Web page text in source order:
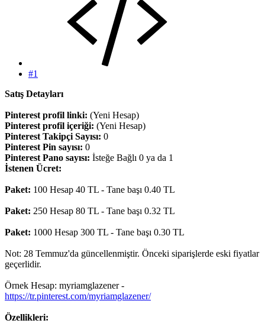
#1
Satış Detayları
Pinterest profil linki: (Yeni Hesap)
Pinterest profil içeriği: (Yeni Hesap)
Pinterest Takipçi Sayısı: 0
Pinterest Pin sayısı: 0
Pinterest Pano sayısı: İsteğe Bağlı 0 ya da 1
İstenen Ücret:
Paket: 100 Hesap 40 TL - Tane başı 0.40 TL
Paket: 250 Hesap 80 TL - Tane başı 0.32 TL
Paket: 1000 Hesap 300 TL - Tane başı 0.30 TL
Not: 28 Temmuz'da güncellenmiştir. Önceki siparişlerde eski fiyatlar
geçerlidir.
Örnek Hesap: myriamglazener -
https://tr.pinterest.com/myriamglazener/
Özellikleri: